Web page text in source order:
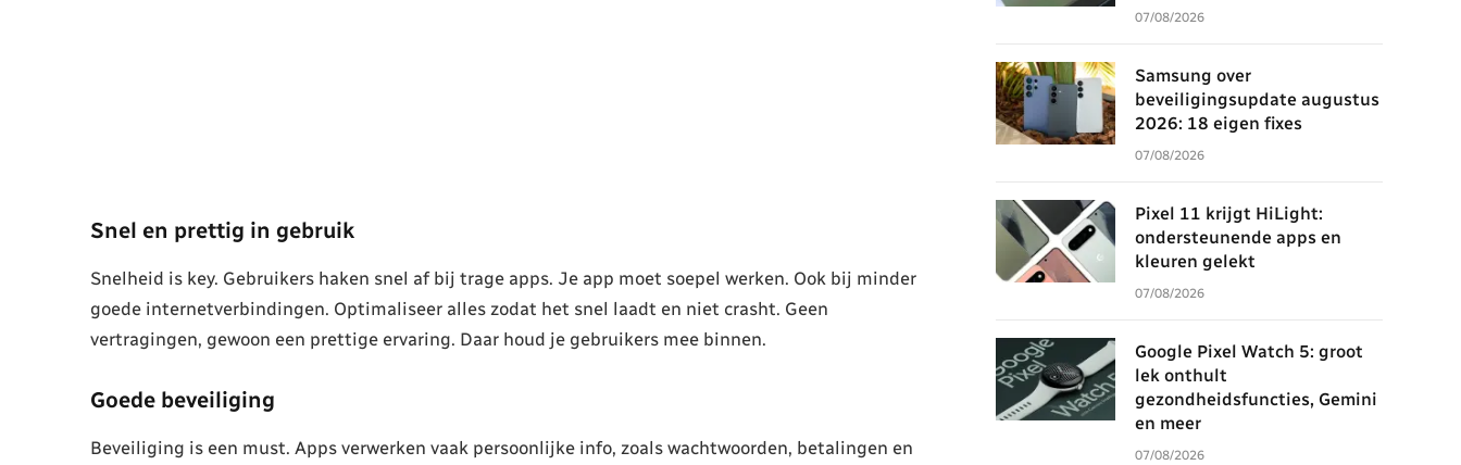
Snel en prettig in gebruik
Snelheid is key. Gebruikers haken snel af bij trage apps. Je app moet soepel werken. Ook bij minder
goede internetverbindingen. Optimaliseer alles zodat het snel laadt en niet crasht. Geen
vertragingen, gewoon een prettige ervaring. Daar houd je gebruikers mee binnen.
Goede beveiliging
Beveiliging is een must. Apps verwerken vaak persoonlijke info, zoals wachtwoorden, betalingen en
07/08/2026
Samsung over
beveiligingsupdate augustus
2026: 18 eigen fixes
07/08/2026
Pixel 11 krijgt HiLight:
ondersteunende apps en
kleuren gelekt
07/08/2026
Google Pixel Watch 5: groot
lek onthult
gezondheidsfuncties, Gemini
en meer
07/08/2026